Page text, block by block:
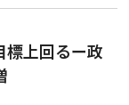
標上回るー政